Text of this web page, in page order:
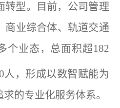
转型。目前，公司管理
商业综合体、轨道交通
个业态，总面积超182
人 ，形成以数智赋能为
的专业化服务体系。